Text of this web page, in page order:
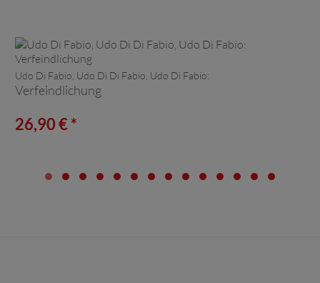
Udo Di Fabio, Udo Di Di Fabio, Udo Di Fabio:
Verfeindlichung
26,90 € *